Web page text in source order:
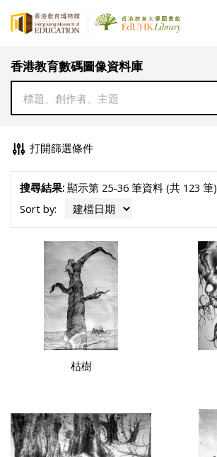
香港教育數碼圖像資料庫
打開篩選條件
搜尋結果:顯示第 25-36 筆資料 (共 123 筆)
Sort by:
枯樹